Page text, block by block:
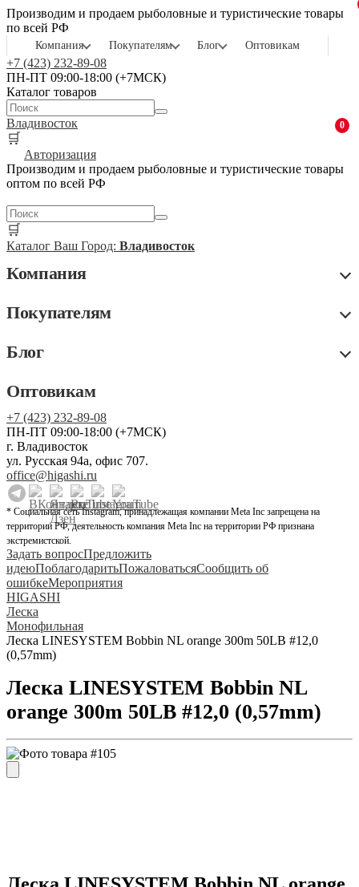
Производим и продаем рыболовные и туристические товары
по всей РФ
Компания Покупателям Блог Оптовикам
+7 (423) 232-89-08
ПН-ПТ 09:00-18:00 (+7МСК)
Каталог товаров
Владивосток
🛒
0
Авторизация
Производим и продаем рыболовные и туристические товары
оптом по всей РФ
🛒
Каталог Ваш Город: Владивосток
Компания
Покупателям
Блог
Оптовикам
+7 (423) 232-89-08
ПН-ПТ 09:00-18:00 (+7МСК)
г. Владивосток
ул. Русская 94а, офис 707.
office@higashi.ru
* Социальная сеть Instagram, принадлежащая компании Meta Inc запрещена на
территории РФ, деятельность компания Meta Inc на территории РФ признана
экстремистской.
Задать вопросПредложить
идеюПоблагодаритьПожаловатьсяСообщить об
ошибкеМероприятия
HIGASHI
Леска
Монофильная
Леска LINESYSTEM Bobbin NL orange 300m 50LB #12,0
(0,57mm)
Леска LINESYSTEM Bobbin NL
orange 300m 50LB #12,0 (0,57mm)